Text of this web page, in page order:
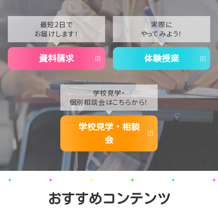
2021
2020
最短2日で
お届けします！
資料請求
実際に
やってみよう！
体験授業
学校見学・
個別相談会はこちらから！
学校見学・相談
会
おすすめコンテンツ